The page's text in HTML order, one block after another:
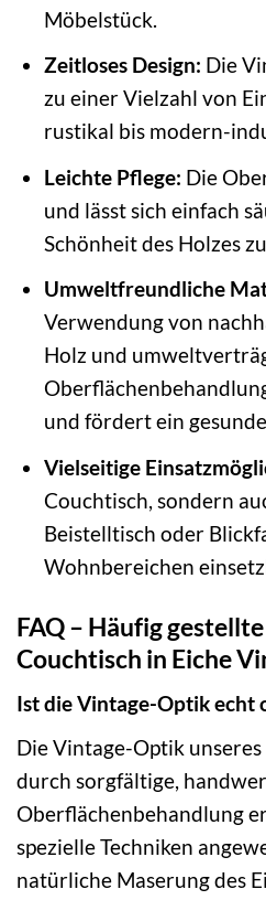
Möbelstück.
Zeitloses Design: Die
zu einer Vielzahl von
rustikal bis modern-
Leichte Pflege: Die
und lässt sich einfach
Schönheit des Holzes
Umweltfreundliche
Verwendung von
Holz und
und fördert ein
Vielseitige
Couchtisch, sondern
Beistelltisch oder
Wohnbereichen
FAQ – Häufig
Couchtisch in Eiche
Ist die Vintage-Optik echt
Die Vintage-Optik
durch sorgfältige,
Oberflächenbehandlung
spezielle Techniken
natürliche Maserung des